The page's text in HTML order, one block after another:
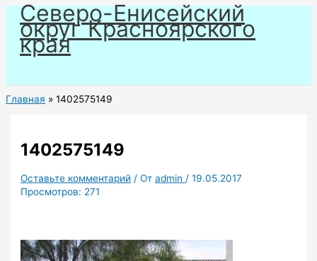
Перейти
содержимому
Северо-Енисейский
округ Красноярского
края
Главная 1402575149
1402575149
Оставьте комментарий / Отadmin /19.05.2017
Просмотров: 271